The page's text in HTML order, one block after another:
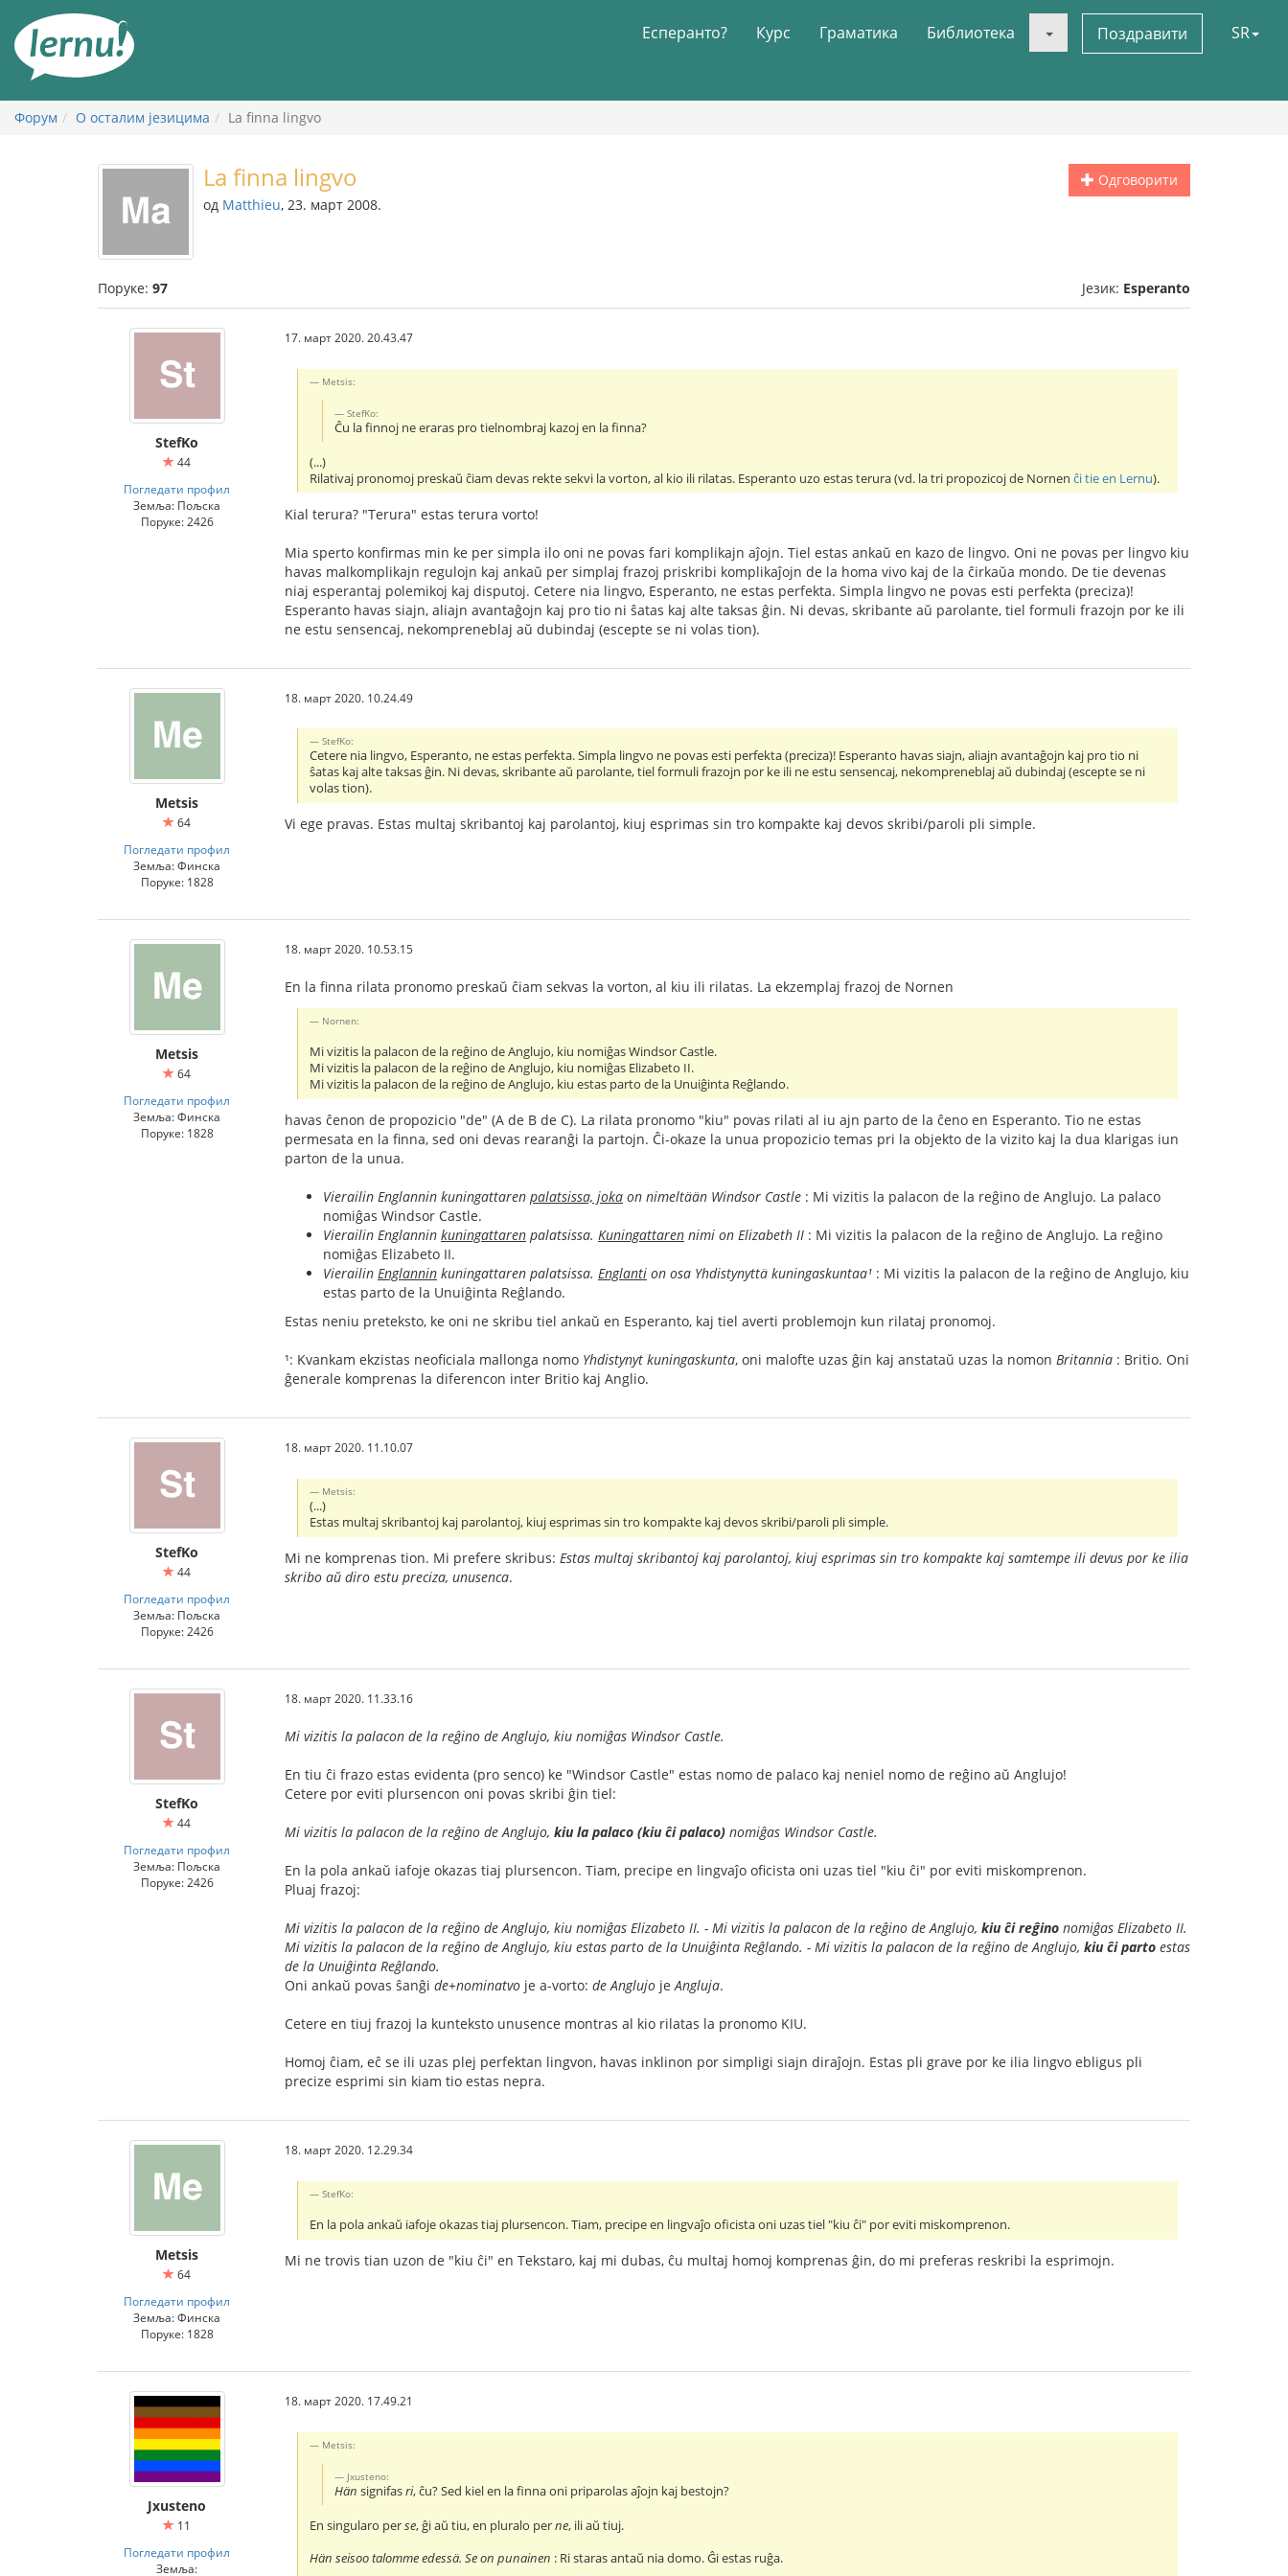
садржају
Есперанто? Курс Граматика Библиотека Поздравити SR
Форум О осталим језицима La finna lingvo
Одговорити
La finna lingvo
од Matthieu, 23. март 2008.
Поруке: 97 Језик: Esperanto
StefKo
44
Погледати профил
Земља: Пољска
Поруке: 2426
17. март 2020. 20.43.47
Metsis:
StefKo:
Ĉu la finnoj ne eraras pro tielnombraj kazoj en la finna?
(...)
Rilativaj pronomoj preskaŭ ĉiam devas rekte sekvi la vorton, al kio ili rilatas. Esperanto uzo estas terura (vd. la tri propozicoj de Nornenĉi tie en Lernu).
Kial terura? "Terura" estas terura vorto!
Mia sperto konfirmas min ke per simpla ilo oni ne povas fari komplikajn aĵojn. Tiel estas ankaŭ en kazo de lingvo. Oni ne povas per lingvo kiu
havas malkomplikajn regulojn kaj ankaŭ per simplaj frazoj priskribi komplikaĵojn de la homa vivo kaj de la ĉirkaŭa mondo. De tie devenas
niaj esperantaj polemikoj kaj disputoj. Cetere nia lingvo, Esperanto, ne estas perfekta. Simpla lingvo ne povas esti perfekta (preciza)!
Esperanto havas siajn, aliajn avantaĝojn kaj pro tio ni ŝatas kaj alte taksas ĝin. Ni devas, skribante aŭ parolante, tiel formuli frazojn por ke ili
ne estu sensencaj, nekompreneblaj aŭ dubindaj (escepte se ni volas tion).
Metsis
64
Погледати профил
Земља: Финска
Поруке: 1828
18. март 2020. 10.24.49
StefKo:
Cetere nia lingvo, Esperanto, ne estas perfekta. Simpla lingvo ne povas esti perfekta (preciza)! Esperanto havas siajn, aliajn avantaĝojn kaj pro tio ni
ŝatas kaj alte taksas ĝin. Ni devas, skribante aŭ parolante, tiel formuli frazojn por ke ili ne estu sensencaj, nekompreneblaj aŭ dubindaj (escepte se ni
volas tion).
Vi ege pravas. Estas multaj skribantoj kaj parolantoj, kiuj esprimas sin tro kompakte kaj devos skribi/paroli pli simple.
Metsis
64
Погледати профил
Земља: Финска
Поруке: 1828
18. март 2020. 10.53.15
En la finna rilata pronomo preskaŭ ĉiam sekvas la vorton, al kiu ili rilatas. La ekzemplaj frazoj de Nornen
Nornen:
Mi vizitis la palacon de la reĝino de Anglujo, kiu nomiĝas Windsor Castle.
Mi vizitis la palacon de la reĝino de Anglujo, kiu nomiĝas Elizabeto II.
Mi vizitis la palacon de la reĝino de Anglujo, kiu estas parto de la Unuiĝinta Reĝlando.
havas ĉenon de propozicio "de" (A de B de C). La rilata pronomo "kiu" povas rilati al iu ajn parto de la ĉeno en Esperanto. Tio ne estas
permesata en la finna, sed oni devas rearanĝi la partojn. Ĉi-okaze la unua propozicio temas pri la objekto de la vizito kaj la dua klarigas iun
parton de la unua.
Vierailin Englannin kuningattaren palatsissa, joka on nimeltään Windsor Castle : Mi vizitis la palacon de la reĝino de Anglujo. La palaco
nomiĝas Windsor Castle.
Vierailin Englannin kuningattaren palatsissa. Kuningattaren nimi on Elizabeth II : Mi vizitis la palacon de la reĝino de Anglujo. La reĝino
nomiĝas Elizabeto II.
Vierailin Englannin kuningattaren palatsissa. Englanti on osa Yhdistynyttä kuningaskuntaa¹ : Mi vizitis la palacon de la reĝino de Anglujo, kiu
estas parto de la Unuiĝinta Reĝlando.
Estas neniu preteksto, ke oni ne skribu tiel ankaŭ en Esperanto, kaj tiel averti problemojn kun rilataj pronomoj.
¹: Kvankam ekzistas neoficiala mallonga nomo Yhdistynyt kuningaskunta, oni malofte uzas ĝin kaj anstataŭ uzas la nomon Britannia : Britio. Oni
ĝenerale komprenas la diferencon inter Britio kaj Anglio.
StefKo
44
Погледати профил
Земља: Пољска
Поруке: 2426
18. март 2020. 11.10.07
Metsis:
(...)
Estas multaj skribantoj kaj parolantoj, kiuj esprimas sin tro kompakte kaj devos skribi/paroli pli simple.
Mi ne komprenas tion. Mi prefere skribus: Estas multaj skribantoj kaj parolantoj, kiuj esprimas sin tro kompakte kaj samtempe ili devus por ke ilia
skribo aŭ diro estu preciza, unusenca.
StefKo
44
Погледати профил
Земља: Пољска
Поруке: 2426
18. март 2020. 11.33.16
Mi vizitis la palacon de la reĝino de Anglujo, kiu nomiĝas Windsor Castle.
En tiu ĉi frazo estas evidenta (pro senco) ke "Windsor Castle" estas nomo de palaco kaj neniel nomo de reĝino aŭ Anglujo!
Cetere por eviti plursencon oni povas skribi ĝin tiel:
Mi vizitis la palacon de la reĝino de Anglujo, kiu la palaco (kiu ĉi palaco) nomiĝas Windsor Castle.
En la pola ankaŭ iafoje okazas tiaj plursencon. Tiam, precipe en lingvaĵo oficista oni uzas tiel "kiu ĉi" por eviti miskomprenon.
Pluaj frazoj:
Mi vizitis la palacon de la reĝino de Anglujo, kiu nomiĝas Elizabeto II. - Mi vizitis la palacon de la reĝino de Anglujo, kiu ĉi reĝino nomiĝas Elizabeto II.
Mi vizitis la palacon de la reĝino de Anglujo, kiu estas parto de la Unuiĝinta Reĝlando. - Mi vizitis la palacon de la reĝino de Anglujo, kiu ĉi parto estas
de la Unuiĝinta Reĝlando.
Oni ankaŭ povas ŝanĝi de+nominatvo je a-vorto: de Anglujo jeAngluja.
Cetere en tiuj frazoj la kunteksto unusence montras al kio rilatas la pronomo KIU.
Homoj ĉiam, eĉ se ili uzas plej perfektan lingvon, havas inklinon por simpligi siajn diraĵojn. Estas pli grave por ke ilia lingvo ebligus pli
precize esprimi sin kiam tio estas nepra.
Metsis
64
Погледати профил
Земља: Финска
Поруке: 1828
18. март 2020. 12.29.34
StefKo:
En la pola ankaŭ iafoje okazas tiaj plursencon. Tiam, precipe en lingvaĵo oficista oni uzas tiel "kiu ĉi" por eviti miskomprenon.
Mi ne trovis tian uzon de "kiu ĉi" en Tekstaro, kaj mi dubas, ĉu multaj homoj komprenas ĝin, do mi preferas reskribi la esprimojn.
Jxusteno
11
Погледати профил
Земља:
18. март 2020. 17.49.21
Metsis:
Jxusteno:
Hän signifasri, ĉu? Sed kiel en la finna oni priparolas aĵojn kaj bestojn?
En singularo perse, ĝi aŭ tiu, en pluralo perne, ili aŭ tiuj.
Hän seisoo talomme edessä. Se on punainen : Ri staras antaŭ nia domo. Ĝi estas ruĝa.